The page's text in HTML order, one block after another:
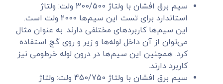
سیم برق افشان با ولتاژ 300/500 ولت: ولتاژ
استاندارد برای تست این سیم‌ها 2000 ولت است.
این سیم‌ها کاربردهای مختلفی دارند. به عنوان مثال
می‌توان از آن داخل لوله‌ها و زیر و روی گچ استفاده
کرد. همچنین این سیم‌ها در درون لوله خرطومی نیز
کاربرد دارند.
سیم برق افشان با ولتاژ 450/750 ولت: ولتاژ